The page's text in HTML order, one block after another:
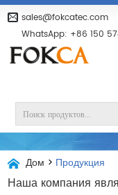
sales@fokcatec.com
WhatsApp: +86 150
Дом > Продукция
Наша компания